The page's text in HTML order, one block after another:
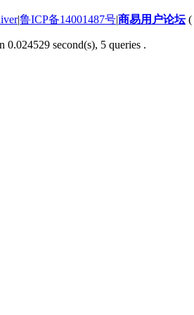
|鲁ICP备14001487号|商易用户论坛(
0.024529 second(s), 5 queries .